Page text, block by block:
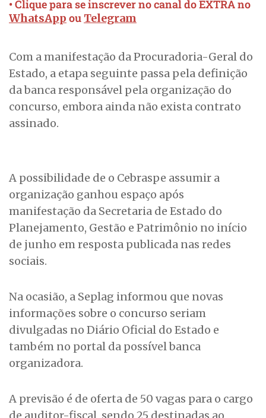
• Clique para se inscrever no canal do EXTRA no
WhatsApp ou Telegram
Com a manifestação da Procuradoria-Geral do
Estado, a etapa seguinte passa pela definição
da banca responsável pela organização do
concurso, embora ainda não exista contrato
assinado.
A possibilidade de o Cebraspe assumir a
organização ganhou espaço após
manifestação da Secretaria de Estado do
Planejamento, Gestão e Patrimônio no início
de junho em resposta publicada nas redes
sociais.
Na ocasião, a Seplag informou que novas
informações sobre o concurso seriam
divulgadas no Diário Oficial do Estado e
também no portal da possível banca
organizadora.
A previsão é de oferta de 50 vagas para o cargo